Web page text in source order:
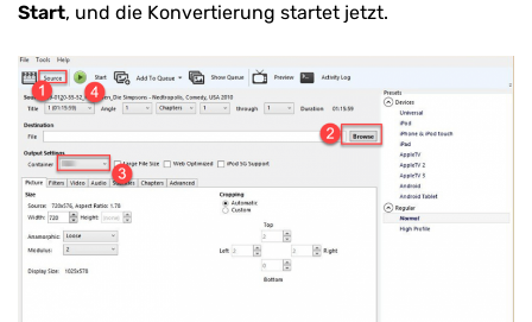
Start, und die Konvertierung startet jetzt.